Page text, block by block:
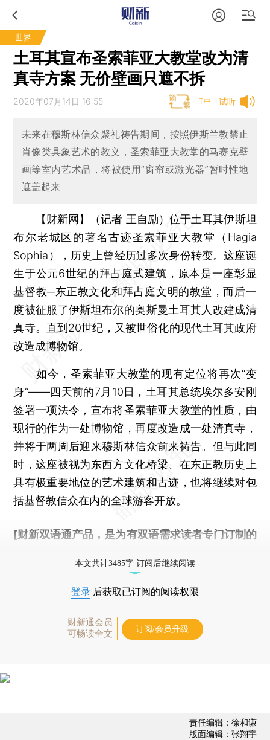
世界
土耳其宣布圣索菲亚大教堂改为清
真寺方案 无价壁画只遮不拆
试听
2020年07月14日 16:55 T中
未来在穆斯林信众聚礼祷告期间，按照伊斯兰教禁止
肖像类具象艺术的教义，圣索菲亚大教堂的马赛克壁
画等室内艺术品，将被使用“窗帘或激光器”暂时性地
遮盖起来
【财新网】（记者 王自励） 位于土耳其伊斯坦
布尔老城区的著名古迹圣索菲亚大教堂（Hagia
Sophia），历史上曾经历过多次身份转变。这座诞
生于公元6世纪的拜占庭式建筑，原本是一座彰显
基督教─东正教文化和拜占庭文明的教堂，而后一
度被征服了伊斯坦布尔的奥斯曼土耳其人改建成清
真寺。直到20世纪，又被世俗化的现代土耳其政府
改造成博物馆。
如今，圣索菲亚大教堂的现有定位将再次“变
身”——四天前的7月10日，土耳其总统埃尔多安刚
签署一项法令，宣布将圣索菲亚大教堂的性质，由
现行的作为一处博物馆，再度改造成一处清真寺，
并将于两周后迎来穆斯林信众前来祷告。但与此同
时，这座被视为东西方文化桥梁、在东正教历史上
具有极重要地位的艺术建筑和古迹，也将继续对包
括基督教信众在内的全球游客开放。
[财新双语通产品，是为有双语需求读者专门订制的
本文共计3485字 订阅后继续阅读
登录 后获取已订阅的阅读权限
财新通会员
可畅读全文
订阅/会员升级
责任编辑：徐和谦
版面编辑：张翔宇